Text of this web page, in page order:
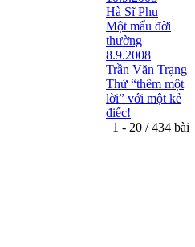
Hà Sĩ Phu
Một mẩu đời
thường
8.9.2008
Trần Văn Trạng
Thử “thêm một
lời” với một kẻ
điếc!
1 - 20 / 434 bài